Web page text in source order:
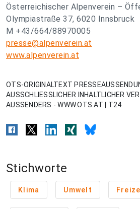
Österreichischer Alpenverein –
Olympiastraße 37, 6020 Innsbruck
M +43/664/88970005
presse@alpenverein.at
www.alpenverein.at
OTS-ORIGINALTEXT
AUSSCHLIESSLICHER INHALTLICHER
AUSSENDERS - WWW.OTS.AT | T24
Stichworte
Klima Umwelt